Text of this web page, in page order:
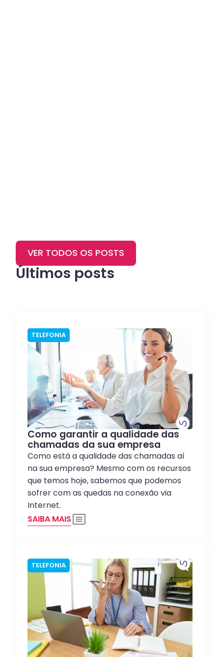
Últimos posts
VER TODOS OS POSTS
TELEFONIA
Como garantir a qualidade das
chamadas da sua empresa
Como está a qualidade das chamadas aí
na sua empresa? Mesmo com os recursos
que temos hoje, sabemos que podemos
sofrer com as quedas na conexão via
Internet.
SAIBA MAIS
TELEFONIA